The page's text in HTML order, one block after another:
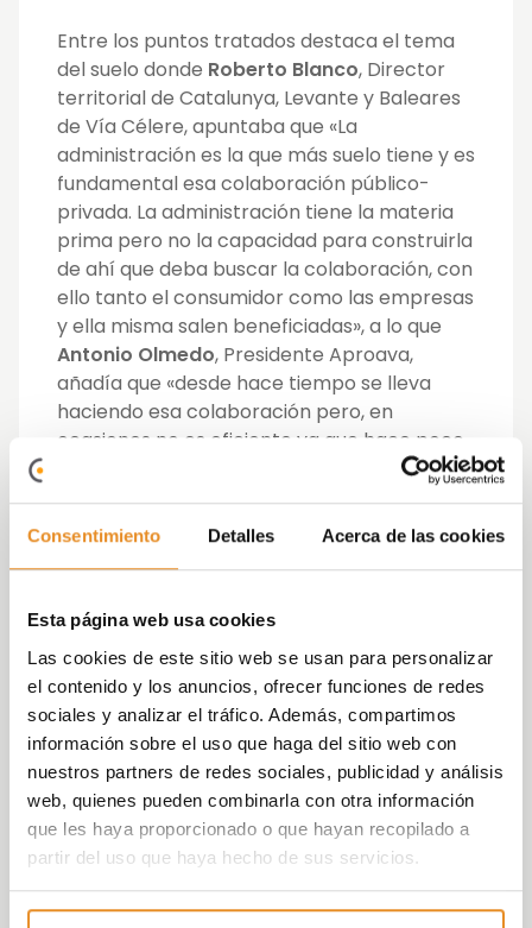
Consentimiento Detalles Acerca de las cookies
Esta página web usa cookies
Las cookies de este sitio web se usan para personalizar
el contenido y los anuncios, ofrecer funciones de redes
sociales y analizar el tráfico. Además, compartimos
información sobre el uso que haga del sitio web con
nuestros partners de redes sociales, publicidad y análisis
web, quienes pueden combinarla con otra información
que les haya proporcionado o que hayan recopilado a
partir del uso que haya hecho de sus servicios.
Entre los puntos tratados destaca el tema
del suelo donde Roberto Blanco, Director
territorial de Catalunya, Levante y Baleares
de Vía Célere, apuntaba que «La
administración es la que más suelo tiene y es
fundamental esa colaboración público-
privada. La administración tiene la materia
prima pero no la capacidad para construirla
de ahí que deba buscar la colaboración, con
ello tanto el consumidor como las empresas
y ella misma salen beneficiadas», a lo que
Antonio Olmedo, Presidente Aproava,
añadía que «desde hace tiempo se lleva
haciendo esa colaboración pero, en
ocasiones no es eficiente ya que hace poco
se sacaron a subaste siete parcelas y se
adjudicaron solo cuatro ya que para los
potenciales cooperativistas no eran
mover».
Otro de los temas que preocupan al sector
y que encarece también el precio de la
vivienda es la escasez de mano de obra
cualificada «Los jóvenes se han
acostumbrado a un modo de vida y unas
condiciones laborales y no quieren trabajar
bajo situaciones extremas como las que se
viven en la construcción. Los empleos que se
buscan hoy en día son más tecnológicos.